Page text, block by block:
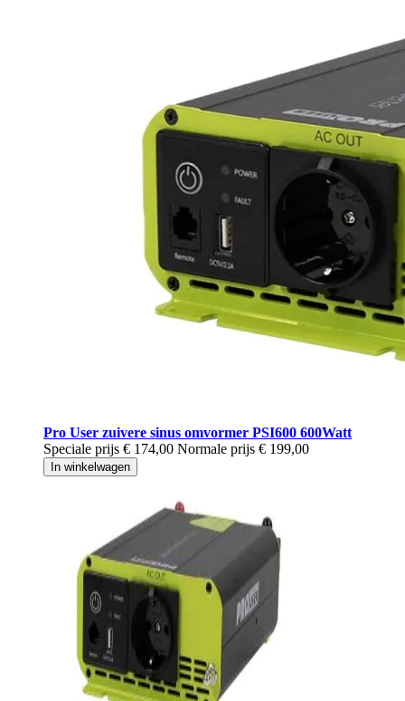
Pro User zuivere sinus omvormer PSI600 600Watt
Speciale prijs € 174,00 Normale prijs € 199,00
In winkelwagen